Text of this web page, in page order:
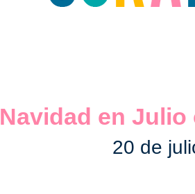
Navidad en
20 de